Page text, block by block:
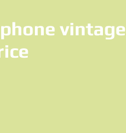
vintage